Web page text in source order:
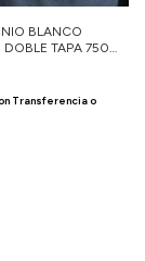
BLANCO
DOBLE TAPA 750
Transferencia o